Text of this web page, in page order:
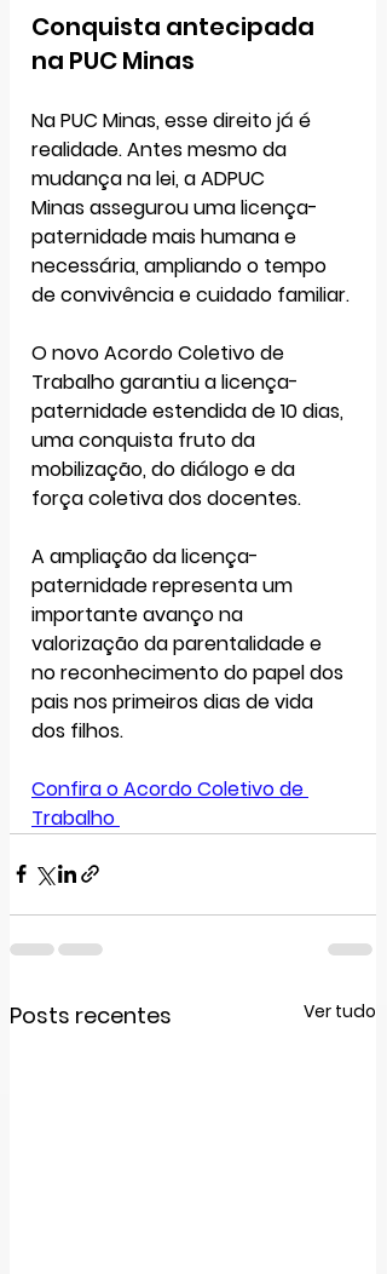
Conquista antecipada
na PUC Minas
Na PUC Minas, esse direito já é
realidade. Antes mesmo da
mudança na lei, a ADPUC
Minas assegurou uma licença-
paternidade mais humana e
necessária, ampliando o tempo
de convivência e cuidado familiar.
O novo Acordo Coletivo de
Trabalho garantiu a licença-
paternidade estendida de 10 dias,
uma conquista fruto da
mobilização, do diálogo e da
força coletiva dos docentes.
A ampliação da licença-
paternidade representa um
importante avanço na
valorização da parentalidade e
no reconhecimento do papel dos
pais nos primeiros dias de vida
dos filhos.
Confira o Acordo Coletivo de
Trabalho
Posts recentes Ver tudo